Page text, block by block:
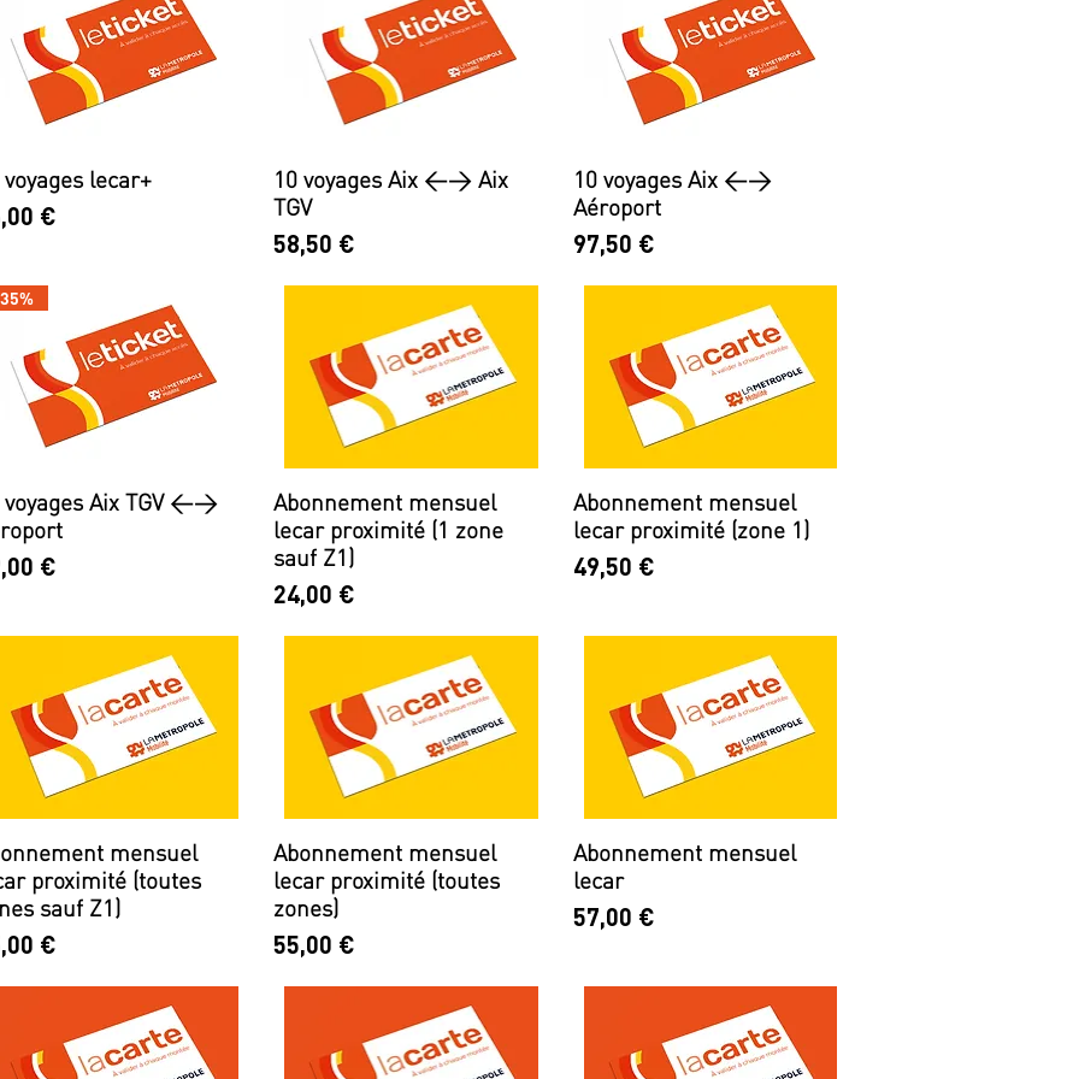
voyages lecar+
€
10 voyages Aix <> Aix
TGV
Prix
58,50 €
10 voyages Aix <>
Aéroport
Prix
97,50 €
voyages Aix TGV <>
€
Abonnement mensuel
lecar proximité (1 zone
sauf Z1)
Prix
24,00 €
Abonnement mensuel
lecar proximité (zone 1)
Prix
49,50 €
mensuel
proximité (toutes
sauf Z1)
€
Abonnement mensuel
lecar proximité (toutes
zones)
Prix
55,00 €
Abonnement mensuel
lecar
Prix
57,00 €